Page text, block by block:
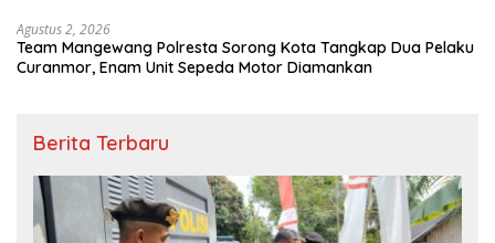
Agustus 2, 2026
Team Mangewang Polresta Sorong Kota Tangkap Dua Pelaku
Curanmor, Enam Unit Sepeda Motor Diamankan
Berita Terbaru